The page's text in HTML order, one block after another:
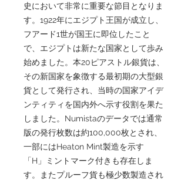
史において非常に重要な節目となりま
す。1922年にエジプト王国が成立し、
フアード1世が国王に即位したこと
で、エジプトは新たな国家として歩み
始めました。本20ピアストル銀貨は、
その新国家を象徴する最初期の大型銀
貨として発行され、当時の国家アイデ
ンティティを国内外へ示す役割を果た
しました。Numistaのデータでは通常
版の発行枚数は約100,000枚とされ、
一部にはHeaton Mint製造を示す
「H」ミントマーク付きも存在しま
す。またプルーフ貨も極少数製造され